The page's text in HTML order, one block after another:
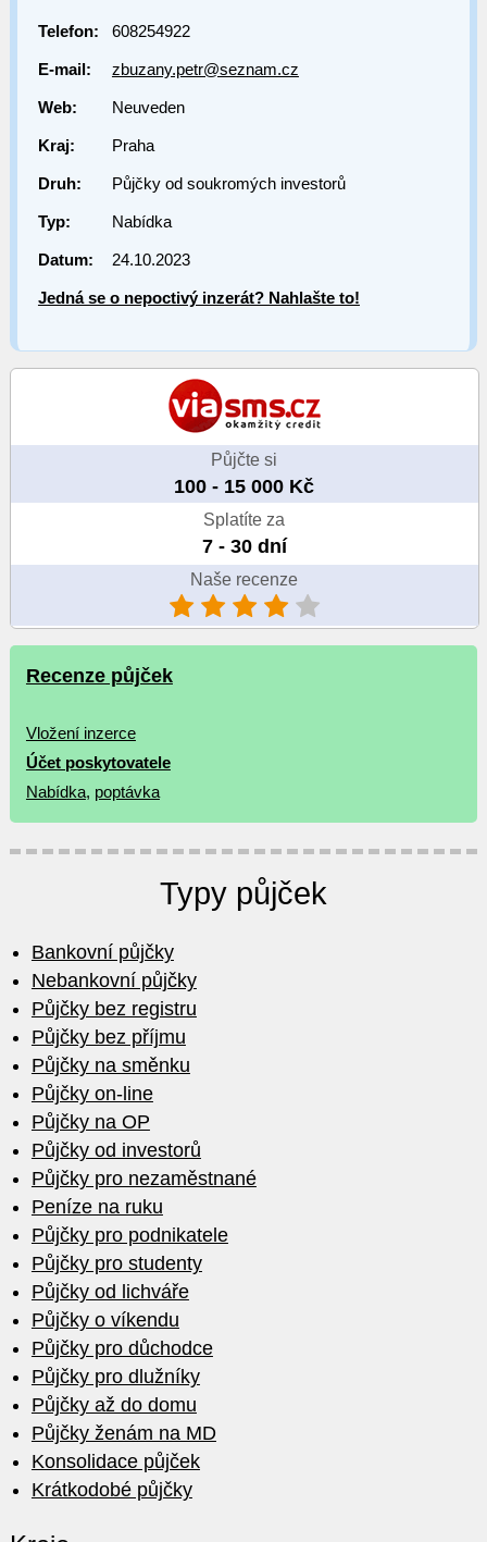
Telefon: 608254922
E-mail: zbuzany.petr@seznam.cz
Web: Neuveden
Kraj: Praha
Druh: Půjčky od soukromých investorů
Typ: Nabídka
Datum: 24.10.2023
Jedná se o nepoctivý inzerát? Nahlašte to!
Půjčte si
100 - 15 000 Kč
Splatíte za
7 - 30 dní
Naše recenze
Recenze půjček
Vložení inzerce
Účet poskytovatele
Nabídka, poptávka
Typy půjček
Bankovní půjčky
Nebankovní půjčky
Půjčky bez registru
Půjčky bez příjmu
Půjčky na směnku
Půjčky on-line
Půjčky na OP
Půjčky od investorů
Půjčky pro nezaměstnané
Peníze na ruku
Půjčky pro podnikatele
Půjčky pro studenty
Půjčky od lichváře
Půjčky o víkendu
Půjčky pro důchodce
Půjčky pro dlužníky
Půjčky až do domu
Půjčky ženám na MD
Konsolidace půjček
Krátkodobé půjčky